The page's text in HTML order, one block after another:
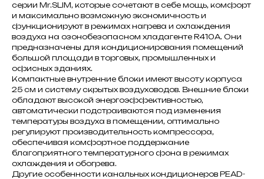
серии Mr.SLIM, которые сочетают в себе мощь, комфорт
и максимально возможную экономичность и
функционируют в режимах нагрева и охлаждения
воздуха на озонобезопасном хладагенте R410A. Они
предназначены для кондиционирования помещений
большой площади в торговых, промышленных и
офисных зданиях.
Компактные внутренние блоки имеют высоту корпуса
25 см и систему скрытых воздуховодов. Внешние блоки
обладают высокой энергоэффективностью,
автоматически подстраиваются под изменения
температуры воздуха в помещении, оптимально
регулируют производительность компрессора,
обеспечивая комфортное поддержание
благоприятного температурного фона в режимах
охлаждения и обогрева.
Другие особенности канальных кондиционеров PEAD-